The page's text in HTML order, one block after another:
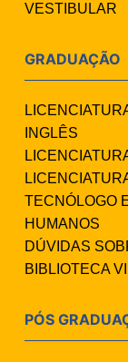
VESTIBULAR
GRADUAÇÃO
INGLÊS
TECNÓLOGO
HUMANOS
DÚVIDAS
BIBLIOTECA
PÓS